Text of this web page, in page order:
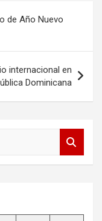
de Año Nuevo
internacional en
Dominicana